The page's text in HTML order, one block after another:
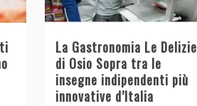
La Gastronomia Le Delizie
di Osio Sopra tra le
insegne indipendenti più
innovative d’Italia